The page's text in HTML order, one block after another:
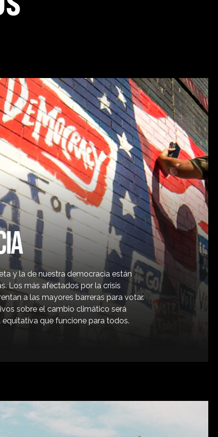
y la de nuestra democracia están
Los más afectados por la crisis
a las mayores barreras para votar.
sobre el cambio climático será
que funcione para todos.